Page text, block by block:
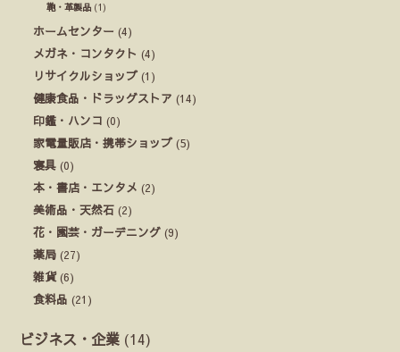
鞄・革製品 (1)
ホームセンター (4)
メガネ・コンタクト (4)
リサイクルショップ (1)
健康食品・ドラッグストア (14)
印鑑・ハンコ (0)
家電量販店・携帯ショップ (5)
寝具 (0)
本・書店・エンタメ (2)
美術品・天然石 (2)
花・園芸・ガーデニング (9)
薬局 (27)
雑貨(6)
食料品 (21)
ビジネス・企業 (14)